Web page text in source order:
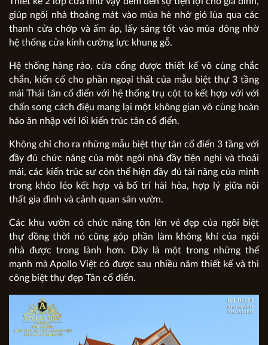
giúp ngôi nhà thoáng mát vào mùa hè nhờ gió lùa qua các
thanh cửa chớp và ấm áp, lấy sáng tốt vào mùa đông nhờ
hệ thống cửa kính cường lực khung gỗ.
Hệ thống hàng rào, cửa cổng được thiết kế vô cùng chắc
chắn, kiến cố cho phần ngoại thất của mẫu biệt thự 3 tầng
mái Thái tân cổ điển với hệ thống trụ cột to kết hợp với với
chấn song cách điệu mang lại một không gian vô cùng hoàn
hảo ăn nhập với lối kiến trúc tân cổ điển.
Không chỉ cho ra những mẫu biệt thự tân cổ điển 3 tầng với
đầy đủ chức năng của một ngôi nhà đầy tiện nghi và thoải
mái, các kiến trúc sư còn thể hiện đầy đủ tài năng của mình
trong khéo léo kết hợp và bố trí hài hòa, hợp lý giữa nội
thất gia đình và cảnh quan sân vườn.
Các khu vườn có chức năng tôn lên vẻ đẹp của ngôi biệt
thự đồng thời nó cũng góp phần làm không khí của ngôi
nhà được trong lành hơn. Đây là một trong những thế
mạnh mà Apollo Việt có được sau nhiều năm thiết kế và thi
công biệt thự đẹp Tân cổ điển.